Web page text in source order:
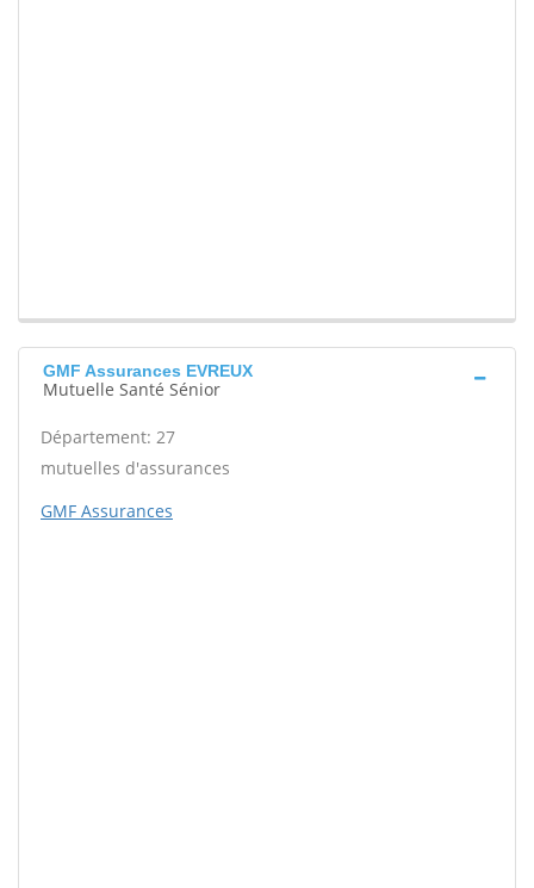
GMF Assurances EVREUX
Mutuelle Santé Sénior
Département: 27
mutuelles d'assurances
GMF Assurances